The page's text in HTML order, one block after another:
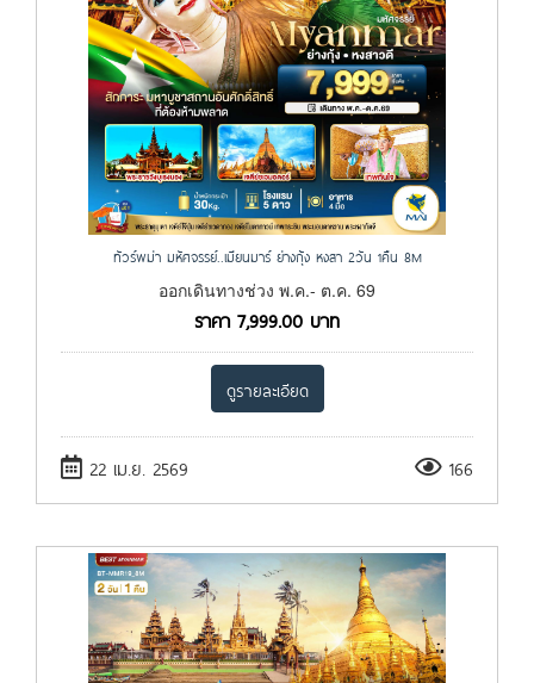
ทัวร์พม่า มหัศจรรย์..เมียนมาร์ ย่างกุ้ง หงสา 2วัน 1คืน 8M
ออกเดินทางช่วง พ.ค.- ต.ค. 69
ราคา 7,999.00 บาท
ดูรายละเอียด
22 เม.ย. 2569 166